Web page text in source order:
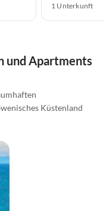
1 Unterkunft
und Apartments
Küstenland